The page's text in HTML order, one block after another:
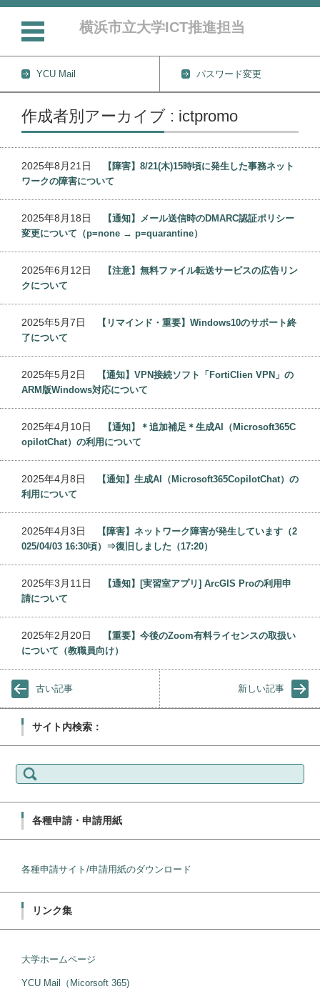
横浜市立大学ICT推進担当
YCU Mail
パスワード変更
コンテンツに移動
作成者別アーカイブ : ictpromo
2025年8月21日
【障害】8/21(木)15時頃に発生した事務ネット
ワークの障害について
2025年8月18日
【通知】メール送信時のDMARC認証ポリシー
変更について（p=none → p=quarantine）
2025年6月12日
【注意】無料ファイル転送サービスの広告リン
クについて
2025年5月7日
【リマインド・重要】Windows10のサポート終
了について
2025年5月2日
【通知】VPN接続ソフト「FortiClien VPN」の
ARM版Windows対応について
2025年4月10日
【通知】＊追加補足＊生成AI（Microsoft365C
opilotChat）の利用について
2025年4月8日
【通知】生成AI（Microsoft365CopilotChat）の
利用について
2025年4月3日
【障害】ネットワーク障害が発生しています（2
025/04/03 16:30頃）⇒復旧しました（17:20）
2025年3月11日
【通知】[実習室アプリ] ArcGIS Proの利用申
請について
2025年2月20日
【重要】今後のZoom有料ライセンスの取扱い
について（教職員向け）
古い記事 新しい記事
サイト内検索：
索:
各種申請・申請用紙
各種申請サイト/申請用紙のダウンロード
リンク集
大学ホームページ
YCU Mail（Micorsoft 365)